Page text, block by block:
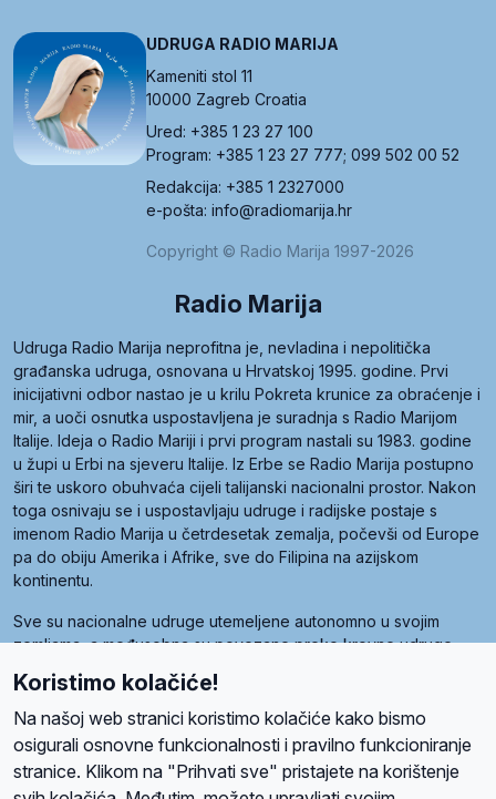
UDRUGA RADIO MARIJA
Kameniti stol 11
10000 Zagreb Croatia
Ured: +385 1 23 27 100
Program: +385 1 23 27 777; 099 502 00 52
Redakcija: +385 1 2327000
e-pošta: info@radiomarija.hr
Copyright © Radio Marija 1997-2026
Radio Marija
Udruga Radio Marija neprofitna je, nevladina i nepolitička
građanska udruga, osnovana u Hrvatskoj 1995. godine. Prvi
inicijativni odbor nastao je u krilu Pokreta krunice za obraćenje i
mir, a uoči osnutka uspostavljena je suradnja s Radio Marijom
Italije. Ideja o Radio Mariji i prvi program nastali su 1983. godine
u župi u Erbi na sjeveru Italije. Iz Erbe se Radio Marija postupno
širi te uskoro obuhvaća cijeli talijanski nacionalni prostor. Nakon
toga osnivaju se i uspostavljaju udruge i radijske postaje s
imenom Radio Marija u četrdesetak zemalja, počevši od Europe
pa do obiju Amerika i Afrike, sve do Filipina na azijskom
kontinentu.
Sve su nacionalne udruge utemeljene autonomno u svojim
zemljama, a međusobna su povezane preko krovne udruge
Radio Maria). Svjetsku obitelj utemeljilo je sedam članica, među
kojima je i hrvatska Udruga Radio Marija.
Koristimo kolačiće!
Na našoj web stranici koristimo kolačiće kako bismo
osigurali osnovne funkcionalnosti i pravilno funkcioniranje
stranice. Klikom na "Prihvati sve" pristajete na korištenje